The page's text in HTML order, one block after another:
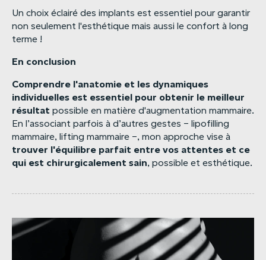
Un choix éclairé des implants est essentiel pour garantir
non seulement l'esthétique mais aussi le confort à long
terme !
En conclusion
Comprendre l'anatomie et les dynamiques
individuelles est essentiel pour obtenir le meilleur
résultat possible en matière d'augmentation mammaire.
En l’associant parfois à d’autres gestes – lipofilling
mammaire, lifting mammaire –, mon approche vise à
trouver l'équilibre parfait entre vos attentes et ce
qui est chirurgicalement sain, possible et esthétique.